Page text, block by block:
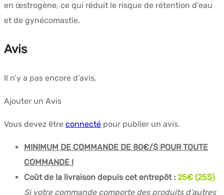
en œstrogène, ce qui réduit le risque de rétention d’eau
et de gynécomastie.
Avis
Il n’y a pas encore d’avis.
Ajouter un Avis
Vous devez être connecté pour publier un avis.
MINIMUM DE COMMANDE DE 80€/$ POUR TOUTE
COMMANDE !
Coût de la livraison depuis cet entrepôt : 25€ (25$)
Si votre commande comporte des produits d’autres